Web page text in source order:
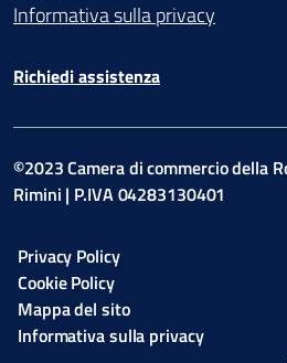
Informativa sulla privacy
Richiedi assistenza
©2023 Camera di commercio della
Rimini | P.IVA 04283130401
Privacy Policy
Cookie Policy
Mappa del sito
Informativa sulla privacy